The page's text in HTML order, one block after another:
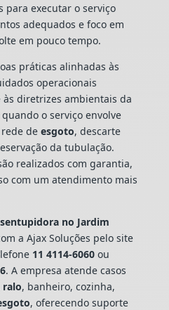
para executar o serviço
adequados e foco em
em pouco tempo.
práticas alinhadas às
operacionais
diretrizes ambientais da
o serviço envolve
de esgoto, descarte
da tubulação.
realizados com garantia,
com um atendimento mais
no Jardim
a Ajax Soluções pelo site
11 4114-6060ou
. A empresa atende casos
ralo, banheiro, cozinha,
, oferecendo suporte